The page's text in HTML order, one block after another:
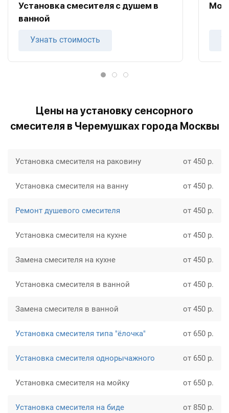
Установка смесителя с душем в
ванной
Узнать стоимость
Цены на установку сенсорного
смесителя в Черемушках города Москвы
Установка смесителя на раковину от 450 р.
Установка смесителя на ванну от 450 р.
Ремонт душевого смесителя от 450 р.
Установка смесителя на кухне от 450 р.
Замена смесителя на кухне от 450 р.
Установка смесителя в ванной от 450 р.
Замена смесителя в ванной от 450 р.
Установка смесителя типа "ёлочка" от 650 р.
Установка смесителя однорычажного от 650 р.
Установка смесителя на мойку от 650 р.
Установка смесителя на биде от 850 р.